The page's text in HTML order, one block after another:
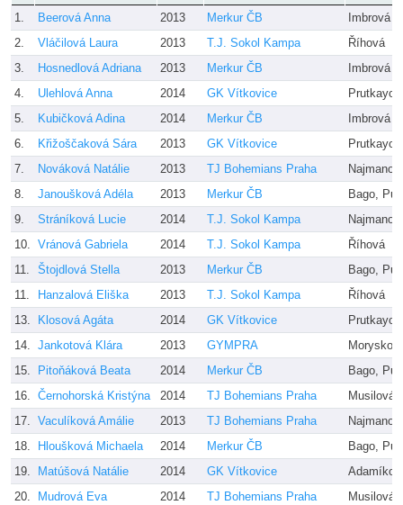
1.
Beerová Anna 2013 Merkur ČB
Imbrová
2.
Vláčilová Laura 2013 T.J. Sokol Kampa
Říhová
3.
Hosnedlová Adriana 2013 Merkur ČB
Imbrová
4.
Ulehlová Anna 2014 GK Vítkovice
5.
Kubičková Adina 2014 Merkur ČB
Imbrová
6.
Křižoščaková Sára 2013 GK Vítkovice
7.
Nováková Natálie 2013 TJ Bohemians Praha
8.
Janoušková Adéla 2013 Merkur ČB
Bago,
9.
Stráníková Lucie 2014 T.J. Sokol Kampa
10. Vránová Gabriela 2014 T.J. Sokol Kampa
Říhová
11.
Štojdlová Stella 2013 Merkur ČB
Bago,
11.
Hanzalová Eliška 2013 T.J. Sokol Kampa
Říhová
13.
Klosová Agáta 2014 GK Vítkovice
14. Jankotová Klára 2013 GYMPRA
15.
Pitoňáková Beata 2014 Merkur ČB
Bago,
16. Černohorská Kristýna 2014 TJ Bohemians Praha
Musilová,
17. Vaculíková Amálie 2013 TJ Bohemians Praha
18.
Hloušková Michaela 2014 Merkur ČB
Bago,
19.
Matúšová Natálie 2014 GK Vítkovice
20.
Mudrová Eva 2014 TJ Bohemians Praha
Musilová,